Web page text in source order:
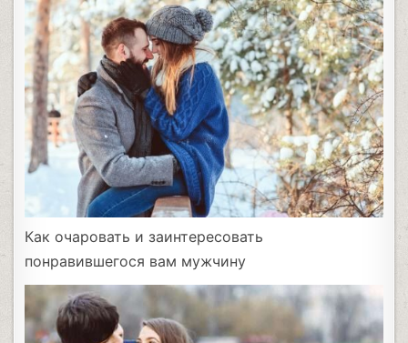
Как очаровать и заинтересовать
понравившегося вам мужчину